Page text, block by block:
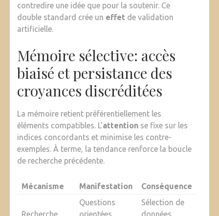
contredire une idée que pour la soutenir. Ce
double standard crée un effet de validation
artificielle.
Mémoire sélective: accès
biaisé et persistance des
croyances discréditées
La mémoire retient préférentiellement les
éléments compatibles. L’attention se fixe sur les
indices concordants et minimise les contre-
exemples. À terme, la tendance renforce la boucle
de recherche précédente.
Mécanisme Manifestation Conséquence
Recherche
Questions
orientées,
Sélection de
données